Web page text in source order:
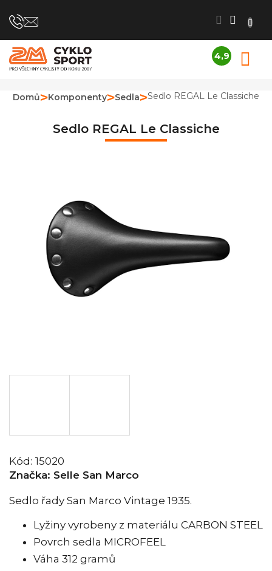
na
4,9
obchodu
je
z
5
Domů Komponenty Sedla Sedlo REGAL Le Classiche
Sedlo REGAL Le Classiche
Kód: 15020
Značka: Selle San Marco
Sedlo řady San Marco Vintage 1935.
Lyžiny vyrobeny z materiálu CARBON STEEL
Povrch sedla MICROFEEL
Váha 312 gramů